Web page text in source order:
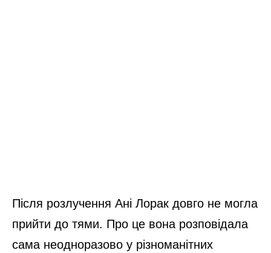
Після розлучення Ані Лорак довго не могла
прийти до тями. Про це вона розповідала
сама неодноразово у різноманітних